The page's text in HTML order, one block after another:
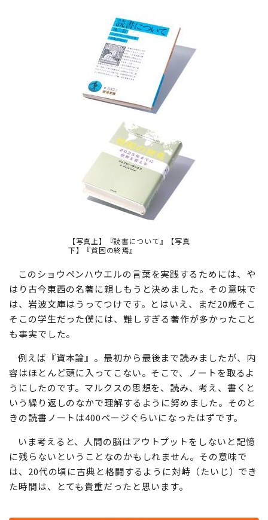
【写真上】『読書について』【写真
下】『貧困の終焉』
このショウペンハウエルの言葉を実践するためには、や
はり古今東西の名著に親しもうと決めました。その意味で
は、岩波文庫はうってつけです。とはいえ、まだ20歳そこ
そこの学生だった僕には、難しすぎる著作が多かったこと
も事実でした。
例えば『資本論』。最初から最後まで読みましたが、内
容はほとんど頭に入ってこない。そこで、ノートを取るよ
うにしたのです。マルクスの思想を、読み、考え、書くと
いう繰り返しのなかで理解するように努めました。そのと
きの読書ノートは400ページぐらいになったはずです。
いま考えると、人間の脳はアウトプットをしないと記憶
に残らないということなのかもしれません。その意味で
は、20代の頃に古典と格闘するように対峙（たいじ）でき
た時間は、とても貴重だったと思います。